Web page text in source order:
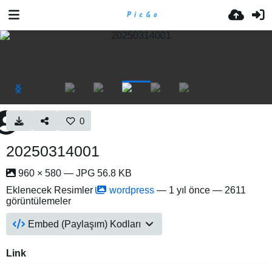
0
20250314001
960 × 580 — JPG 56.8 KB
Eklenecek Resimler
wordpress — 1 yıl önce — 2611
görüntülemeler
Embed (Paylaşım) Kodları
Link